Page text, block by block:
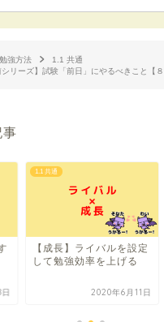
強方法
1.1 共通
シリーズ】試験「前日」にやるべきこと【８
1.1 共通
【メモの取り方】授業中
のメモは４色ボールペン